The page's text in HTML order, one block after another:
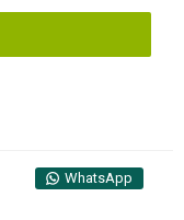
WhatsApp